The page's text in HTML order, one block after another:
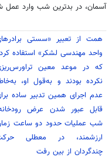
آسمان، در بدترین شب وارد عمل
همت از تعبیر «سستی
واحد مهندسی لشکر» استفاده
که در موعد معین
نکرده بودند و به‌قول او،
عدم اجرای همین تدبیر ساده
قابل عبور شدن عرض
شب عملیات حدود دو ساعت
ارزشمند، در معطلی
چندگردان از بین رفت